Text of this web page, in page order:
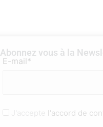
Abonnez vous à la
E-mail*
l'accord de